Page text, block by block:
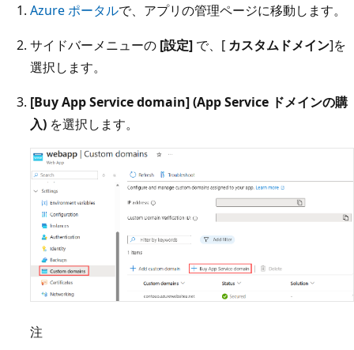
Azure ポータルで、アプリの管理ページに移動します。
サイドバーメニューの [設定] で、[ カスタムドメイン]を
選択します。
[Buy App Service domain] (App Service ドメインの購
入) を選択します。
注